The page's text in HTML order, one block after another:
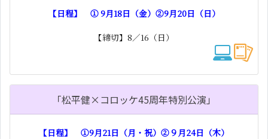
【日程】 ① 9月18日（金）②9月20日（日）
【締切】8／16（日）
「松平健×コロッケ45周年特別公演」
【日程】 ①9月21日（月・祝）②９月24日（木）